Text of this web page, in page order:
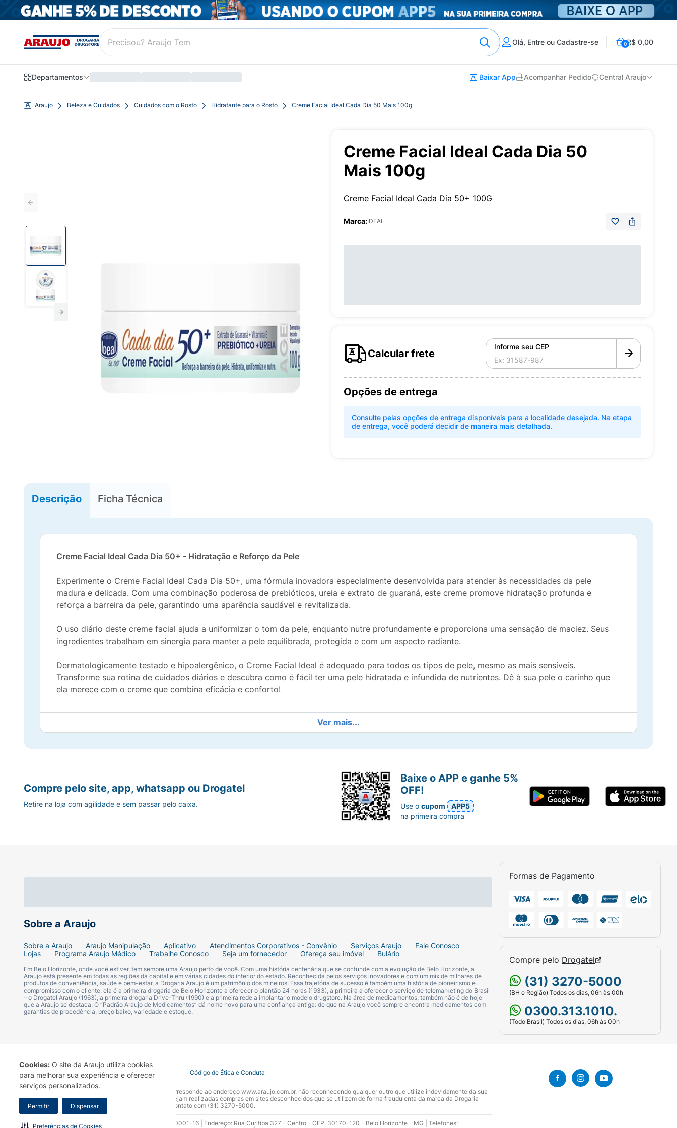
Cookies: O site da Araujo utiliza cookies
para melhorar sua experiência e oferecer
serviços personalizados.
Permitir Dispensar
Preferências de Cookies
Olá, Entre ou Cadastre-se 0R$ 0,00
Departamentos Baixar App Acompanhar Pedido Central Araujo
Araujo Beleza e Cuidados Cuidados com o Rosto Hidratante para o Rosto Creme Facial Ideal Cada Dia 50 Mais 100g
Creme Facial Ideal Cada Dia 50
Mais 100g
Creme Facial Ideal Cada Dia 50+ 100G
Marca:IDEAL
Calcular frete
Informe seu CEP
Opções de entrega
Consulte pelas opções de entrega disponíveis para a localidade desejada. Na etapa
de entrega, você poderá decidir de maneira mais detalhada.
Descrição Ficha Técnica
Creme Facial Ideal Cada Dia 50+ - Hidratação e Reforço da Pele
Experimente o Creme Facial Ideal Cada Dia 50+, uma fórmula inovadora especialmente desenvolvida para atender às necessidades da pele
madura e delicada. Com uma combinação poderosa de prebióticos, ureia e extrato de guaraná, este creme promove hidratação profunda e
reforça a barreira da pele, garantindo uma aparência saudável e revitalizada.
O uso diário deste creme facial ajuda a uniformizar o tom da pele, enquanto nutre profundamente e proporciona uma sensação de maciez. Seus
ingredientes trabalham em sinergia para manter a pele equilibrada, protegida e com um aspecto radiante.
Dermatologicamente testado e hipoalergênico, o Creme Facial Ideal é adequado para todos os tipos de pele, mesmo as mais sensíveis.
Transforme sua rotina de cuidados diários e descubra como é fácil ter uma pele hidratada e infundida de nutrientes. Dê à sua pele o carinho que
ela merece com o creme que combina eficácia e conforto!
Ver mais...
Sobre a Araujo
Sobre a Araujo Araujo Manipulação Aplicativo Atendimentos Corporativos - Convênio Serviços Araujo
Fale Conosco
Lojas
Programa Araujo Médico Trabalhe Conosco Seja um fornecedor Ofereça seu imóvel Bulário
Em Belo Horizonte, onde você estiver, tem sempre uma Araujo perto de você. Com uma história centenária que se confunde com a evolução de Belo Horizonte, a
Araujo está presente em todas as regiões da capital e em várias cidades do interior do estado. Reconhecida pelos serviços inovadores e com um mix de milhares de
produtos de conveniência, saúde e bem-estar, a Drogaria Araujo é um patrimônio dos mineiros. Essa trajetória de sucesso é também uma história de pioneirismo e
compromisso com o cliente: ela é a primeira drogaria de Belo Horizonte a oferecer o plantão 24 horas (1933), a primeira a oferecer o serviço de telemarketing do Brasil
– o Drogatel Araujo (1963), a primeira drogaria Drive-Thru (1990) e a primeira rede a implantar o modelo drugstore. Na área de medicamentos, também não é de hoje
que a Araujo se destaca. O “Padrão Araujo de Medicamentos” dá nome novo para uma confiança antiga: de que na Araujo você sempre encontra medicamentos com
garantias de procedência, preço baixo, variedade e estoque.
Formas de Pagamento
Compre pelo Drogatel
(31) 3270-5000
(BH e Região) Todos os dias, 06h às 00h
0300.313.1010.
(Todo Brasil) Todos os dias, 06h às 00h
Compre pelo site, app, whatsapp ou Drogatel
Retire na loja com agilidade e sem passar pelo caixa.
Baixe o APP e ganhe 5%
OFF!
Use ocupom
APP5
na primeira compra
Termo de Uso Portal da Privacidade Covid-19 Código de Ética e Conduta
A Drogaria Araujo S/A informa que o seu site oficial corresponde ao endereço www.araujo.com.br, não reconhecendo qualquer outro que utilize indevidamente da sua
marca. Para sua segurança recomendamos que não sejam realizadas compras em sites desconhecidos que se utilizem de forma fraudulenta da marca da Drogaria
Araujo S.A. Em caso de dúvidas, gentileza entrar em contato com (31) 3270-5000.
Razão Social: Drogaria Araujo S.A | CNPJ: 17.256.512.0001-16 | Endereço: Rua Curitiba 327 - Centro - CEP: 30170-120 - Belo Horizonte - MG | Telefones: